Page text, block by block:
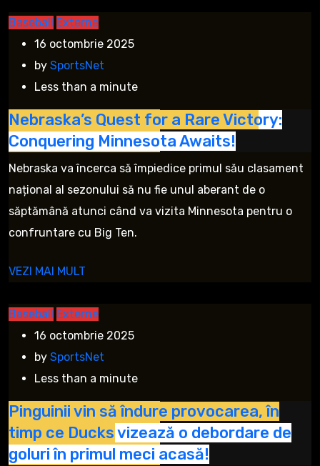
Baseball Externe
16 octombrie 2025
by SportsNet
Less than a minute
Nebraska’s Quest for a Rare Victory:
Conquering Minnesota Awaits!
Nebraska va încerca să împiedice primul său clasament
național al sezonului să nu fie unul aberant de o
săptămână atunci când va vizita Minnesota pentru o
confruntare cu Big Ten.
VEZI MAI MULT
Baseball Externe
16 octombrie 2025
by SportsNet
Less than a minute
Pinguinii vin să îndure provocarea, în
timp ce Ducks vizează o debordare de
goluri în primul meci acasă!